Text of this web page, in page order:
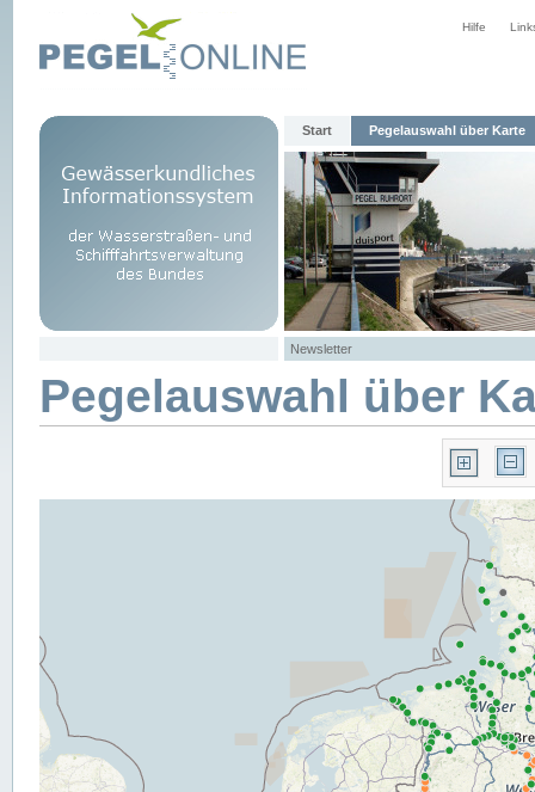
Hilfe
Start Pegelauswahl über Karte
Newsletter
Pegelauswahl über